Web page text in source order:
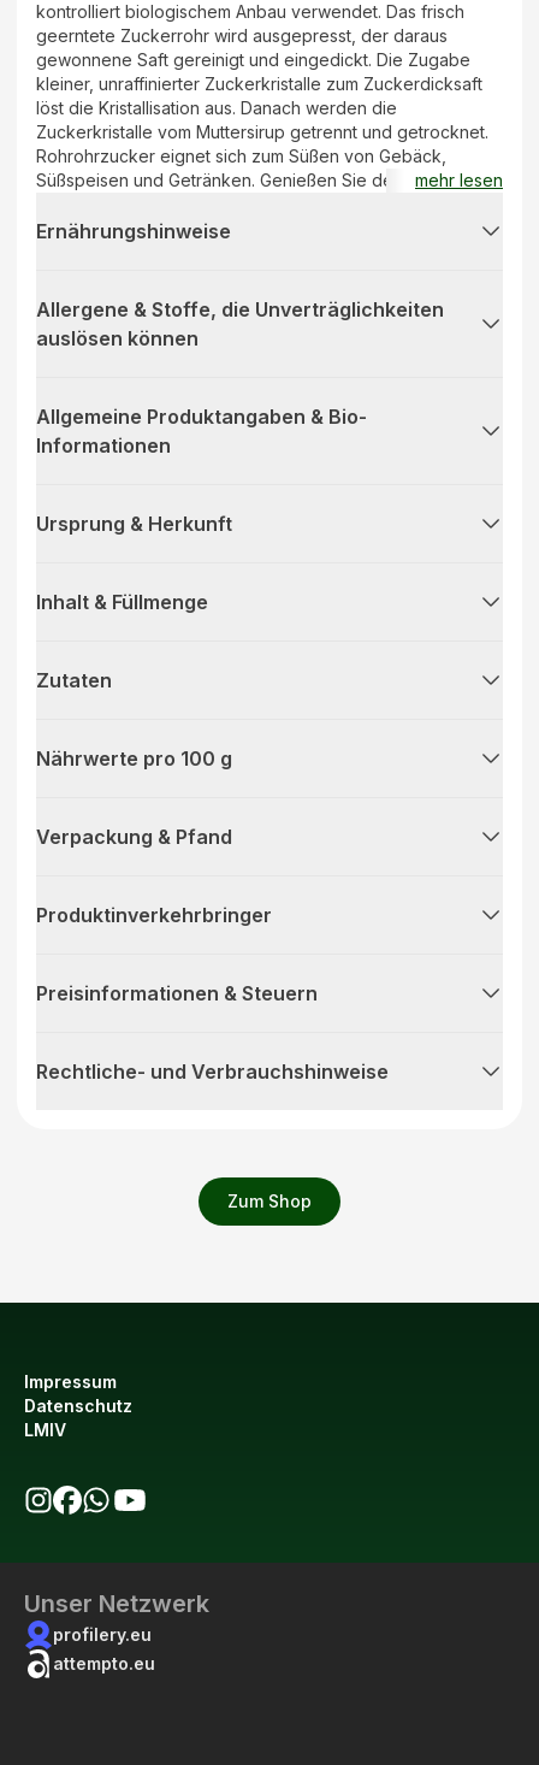
Zum Shop
kontrolliert biologischem Anbau verwendet. Das frisch
geerntete Zuckerrohr wird ausgepresst, der daraus
gewonnene Saft gereinigt und eingedickt. Die Zugabe
kleiner, unraffinierter Zuckerkristalle zum Zuckerdicksaft
löst die Kristallisation aus. Danach werden die
Zuckerkristalle vom Muttersirup getrennt und getrocknet.
Rohrohrzucker eignet sich zum Süßen von Gebäck,
Süßspeisen und Getränken. Genießen Sie den mild-süßen,
mehr lesen
Ernährungshinweise
Allergene & Stoffe, die Unverträglichkeiten
auslösen können
Allgemeine Produktangaben & Bio-
Informationen
Ursprung & Herkunft
Inhalt & Füllmenge
Zutaten
Nährwerte pro 100 g
Verpackung & Pfand
Produktinverkehrbringer
Preisinformationen & Steuern
Rechtliche- und Verbrauchshinweise
Impressum
Datenschutz
LMIV
Unser Netzwerk
profilery.eu
attempto.eu